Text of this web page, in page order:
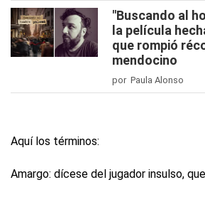
"Buscando al
la película
que rompió
mendocino
por Paula Alonso
Aquí los términos:
Amargo: dícese del jugador insulso,